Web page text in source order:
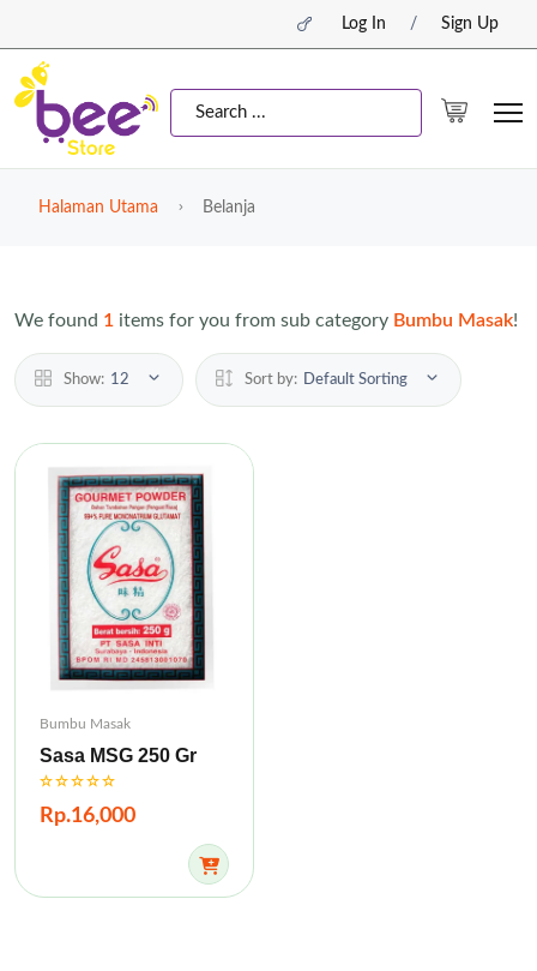
Log In / Sign Up
Halaman Utama Belanja
We found 1 items for you from sub category Bumbu Masak!
Show: 12 Sort by: Default Sorting
Bumbu Masak
Sasa MSG 250 Gr
Rp.16,000